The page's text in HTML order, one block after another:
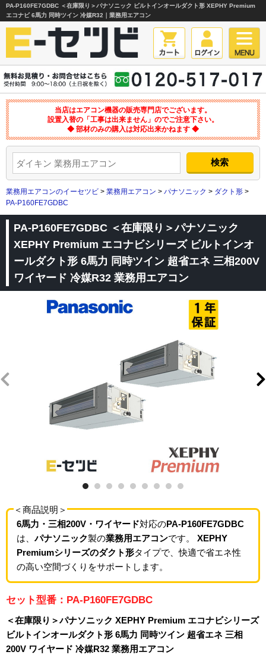
PA-P160FE7GDBC ＜在庫限り＞パナソニック ビルトインオールダクト形 XEPHY Premium
エコナビ 6馬力 同時ツイン 冷媒R32｜業務用エアコン
当店はエアコン機器の販売専門店でございます。
設置入替の「工事は出来ません」のでご注意下さい。
◆ 部材のみの購入は対応出来かねます ◆
業務用エアコンのイーセツビ > 業務用エアコン > パナソニック > ダクト形 >
PA-P160FE7GDBC
PA-P160FE7GDBC ＜在庫限り＞パナソニック
XEPHY Premium エコナビシリーズ ビルトインオ
ールダクト形 6馬力 同時ツイン 超省エネ 三相200V
ワイヤード 冷媒R32 業務用エアコン
＜商品説明＞
6馬力・三相200V・ワイヤード対応のPA-P160FE7GDBC
は、パナソニック製の業務用エアコンです。 XEPHY
Premiumシリーズのダクト形タイプで、快適で省エネ性
の高い空間づくりをサポートします。
セット型番：PA-P160FE7GDBC
＜在庫限り＞パナソニック XEPHY Premium エコナビシリーズ
ビルトインオールダクト形 6馬力 同時ツイン 超省エネ 三相
200V ワイヤード 冷媒R32 業務用エアコン